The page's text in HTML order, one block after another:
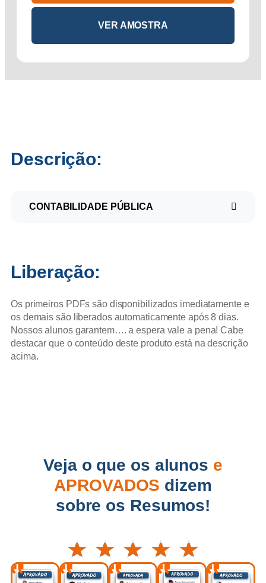
VER AMOSTRA
Descrição:
CONTABILIDADE PÚBLICA
Liberação:
Os primeiros PDFs são disponibilizados imediatamente e
os demais são liberados automaticamente após 8 dias.
Nossos alunos garantem…. a espera vale a pena! Cabe
destacar que o conteúdo deste produto está na descrição
acima.
Veja o que os alunos e
APROVADOS dizem
sobre os Resumos!
★ ★ ★ ★ ★